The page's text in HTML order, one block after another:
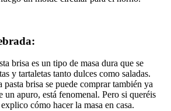
brisa es un tipo de masa dura que se
y tartaletas tanto dulces como saladas.
pasta brisa se puede comprar también ya
un apuro, está fenomenal. Pero si queréis
cómo hacer la masa en casa.